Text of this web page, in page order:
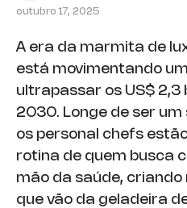
outubro 17, 2025
A era da marmita de
está movimentando
ultrapassar os US$ 2,3
2030. Longe de ser
os personal chefs
rotina de quem busca
mão da saúde,
que vão da geladeira